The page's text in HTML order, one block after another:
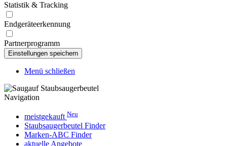
Statistik & Tracking
Endgeräteerkennung
Partnerprogramm
Menü schließen
Navigation
meistgekauft Neu
Staubsaugerbeutel Finder
Marken-ABC Finder
aktuelle Angebote